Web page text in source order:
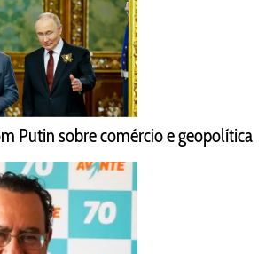
Putin sobre comércio e geopolítica